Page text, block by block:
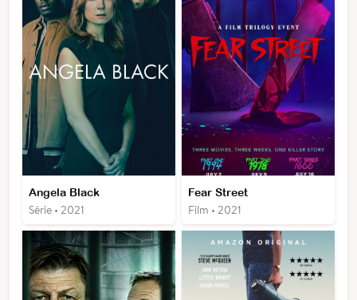
Angela Black
Série • 2021
Fear Street
Film • 2021